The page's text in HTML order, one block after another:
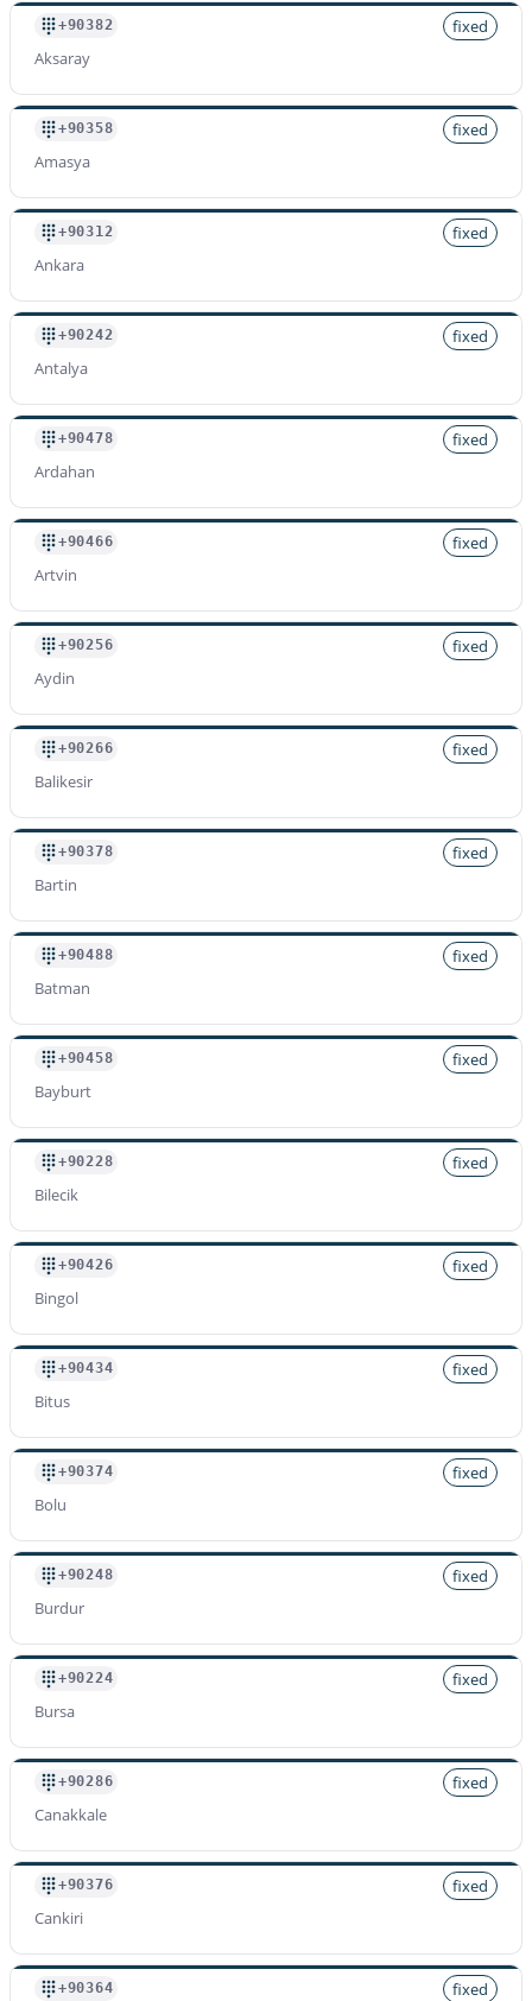
+90382
fixed
Aksaray
+90358
fixed
Amasya
+90312
fixed
Ankara
+90242
fixed
Antalya
+90478
fixed
Ardahan
+90466
fixed
Artvin
+90256
fixed
Aydin
+90266
fixed
Balikesir
+90378
fixed
Bartin
+90488
fixed
Batman
+90458
fixed
Bayburt
+90228
fixed
Bilecik
+90426
fixed
Bingol
+90434
fixed
Bitus
+90374
fixed
Bolu
+90248
fixed
Burdur
+90224
fixed
Bursa
+90286
fixed
Canakkale
+90376
fixed
Cankiri
+90364
fixed